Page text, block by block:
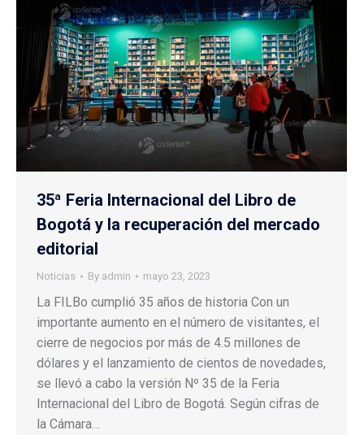
35ª Feria Internacional del Libro de
Bogotá y la recuperación del mercado
editorial
Noticias By admin mayo 23, 2023
La FILBo cumplió 35 años de historia Con un
importante aumento en el número de visitantes, el
cierre de negocios por más de 4.5 millones de
dólares y el lanzamiento de cientos de novedades,
se llevó a cabo la versión Nº 35 de la Feria
Internacional del Libro de Bogotá. Según cifras de
la Cámara…